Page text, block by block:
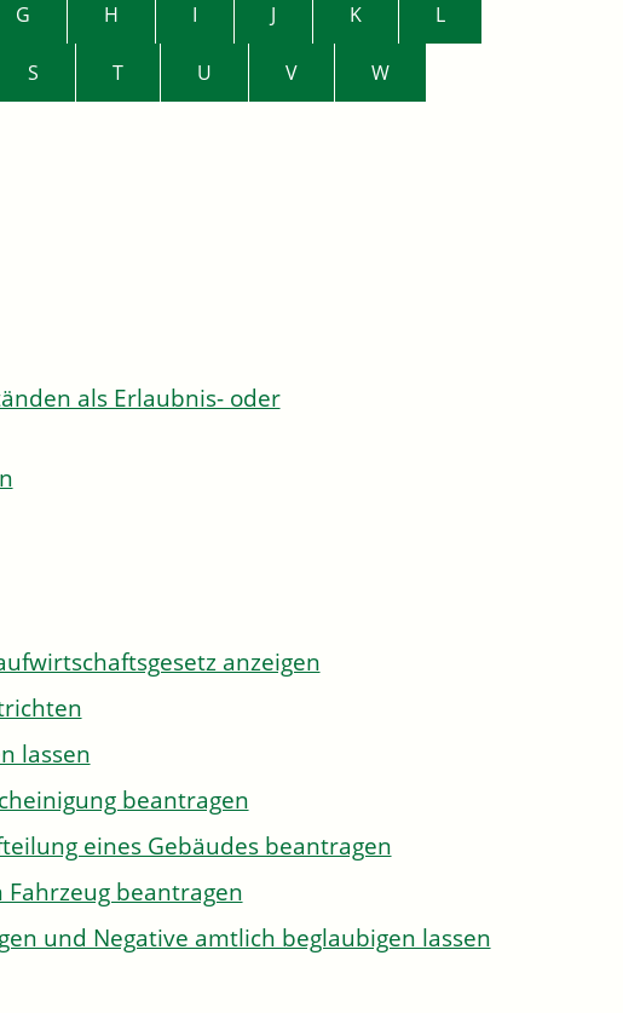
G H I J K L
S T U V W
als Erlaubnis- oder
anzeigen
lassen
beantragen
eines Gebäudes beantragen
beantragen
und Negative amtlich beglaubigen lassen